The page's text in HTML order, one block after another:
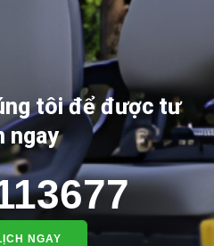
tôi để được tư
ngay
NGAY